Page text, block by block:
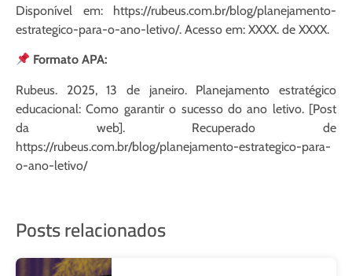
Disponível em: https://rubeus.com.br/blog/planejamento-
estrategico-para-o-ano-letivo/. Acesso em: XXXX. de XXXX.
Formato APA:
Rubeus. 2025, 13 de janeiro. Planejamento estratégico
educacional: Como garantir o sucesso do ano letivo. [Post
da web]. Recuperado de
https://rubeus.com.br/blog/planejamento-estrategico-para-
o-ano-letivo/
Posts relacionados